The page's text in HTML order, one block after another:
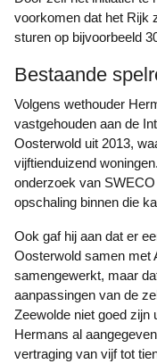
voorkomen dat het Rijk
sturen op bijvoorbeeld
Bestaande
Volgens wethouder Hermans wordt bij de verdere ontwikkeling
vastgehouden aan de
Oosterwold uit 2013,
vijftienduizend
onderzoek van
opschaling binnen die
Ook gaf hij aan dat er een gemeenschappelijke regeling is rond
Oosterwold samen met
samengewerkt, maar
aanpassingen van de
Zeewolde niet goed zijn
Hermans al
vertraging van vijf tot